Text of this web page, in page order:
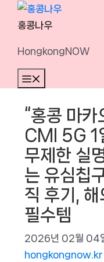
Skip
홍콩나우
HongkongNOW
“홍콩 마카
CMI 5G 1
무제한 실
는 유심칩
직 후기, 해
필수템
2026년 02월 04
hongkongnow.kr